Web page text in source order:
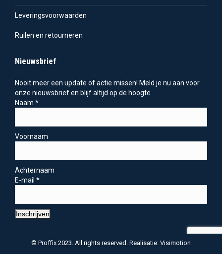
Leveringsvoorwaarden
Ruilen en retourneren
Nieuwsbrief
Nooit meer een update of actie missen! Meld je nu aan voor
onze nieuwsbrief en blijf altijd op de hoogte.
Naam *
Voornaam
Achternaam
E-mail *
Inschrijven
© Proffix 2023. All rights reserved. Realisatie: Visimotion